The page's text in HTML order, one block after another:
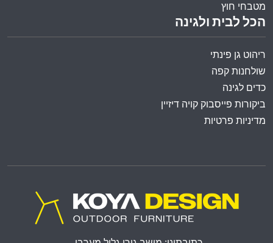
הכל לבית ולגינה
ריהוט גן פינתי
שולחנות קפה
כדים לגינה
ביקורות פייסבוק קויה דיזיין
מדיניות פרטיות
מטבחי חוץ